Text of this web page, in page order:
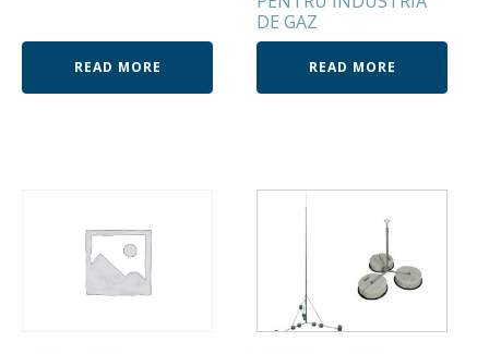
READ MORE
DE GAZ
READ MORE